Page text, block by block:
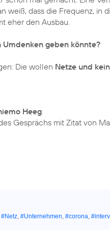
weiß, dass die Frequenz,
eher den Ausbau.
geben könnte?
Die wollen Netze und
Heeg.
Gesprächs mit Zitat von
#Netz, #Unternehmen, #corona,